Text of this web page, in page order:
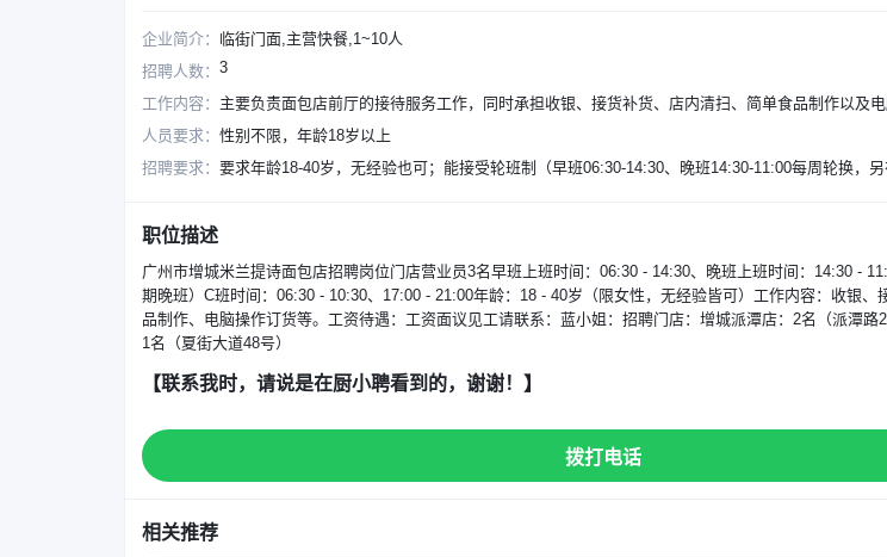
企业简介： 临街门面,主营快餐,1~10人
招聘人数： 3
工作内容： 主要负责面包店前厅的接待服务工作，同时承担收银、接货补货、店内清扫、简单食品制作以及电
人员要求： 性别不限，年龄18岁以上
招聘要求：
职位描述
广州市增城米兰提诗面包店招聘岗位门店营业员3名早班上班时间：06:30 - 14:30、晚班上班时间：14:30 -
期晚班）C班时间：06:30 - 10:30、17:00 - 21:00年龄：18 - 40岁（限女性，无经验皆可）工作内容：收银、
品制作、电脑操作订货等。工资待遇：工资面议见工请联系：蓝小姐：招聘门店：增城派潭店：2名（派潭路
1名（夏街大道48号）
【联系我时，请说是在厨小聘看到的，谢谢！】
拨打电话
相关推荐